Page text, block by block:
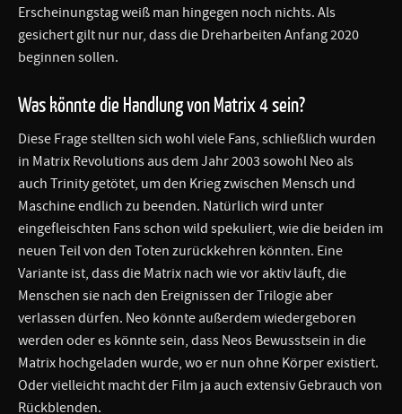
Erscheinungstag weiß man hingegen noch nichts. Als
gesichert gilt nur nur, dass die Dreharbeiten Anfang 2020
beginnen sollen.
Was könnte die Handlung von Matrix 4 sein?
Diese Frage stellten sich wohl viele Fans, schließlich wurden
in Matrix Revolutions aus dem Jahr 2003 sowohl Neo als
auch Trinity getötet, um den Krieg zwischen Mensch und
Maschine endlich zu beenden. Natürlich wird unter
eingefleischten Fans schon wild spekuliert, wie die beiden im
neuen Teil von den Toten zurückkehren könnten. Eine
Variante ist, dass die Matrix nach wie vor aktiv läuft, die
Menschen sie nach den Ereignissen der Trilogie aber
verlassen dürfen. Neo könnte außerdem wiedergeboren
werden oder es könnte sein, dass Neos Bewusstsein in die
Matrix hochgeladen wurde, wo er nun ohne Körper existiert.
Oder vielleicht macht der Film ja auch extensiv Gebrauch von
Rückblenden.